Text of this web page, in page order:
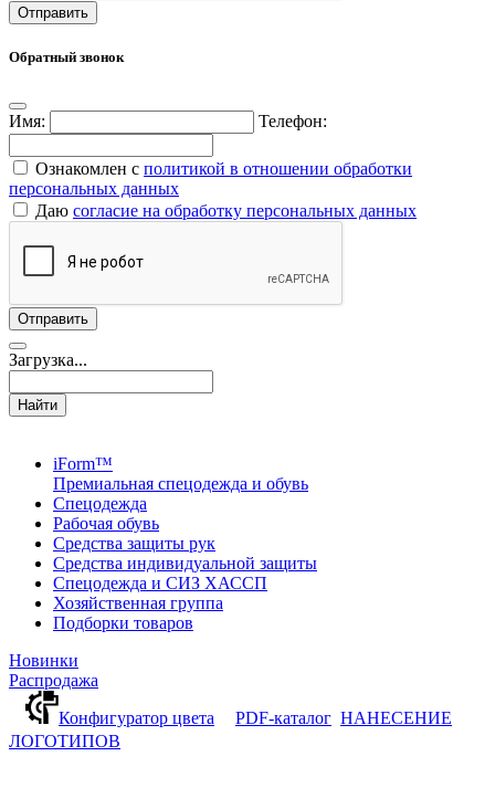
Обратный звонок
Имя: Телефон:
Ознакомлен с политикой в отношении обработки
персональных данных
Даю согласие на обработку персональных данных
Загрузка...
Найти
iForm™
Премиальная спецодежда и обувь
Спецодежда
Рабочая обувь
Средства защиты рук
Средства индивидуальной защиты
Спецодежда и СИЗ ХАССП
Хозяйственная группа
Подборки товаров
Новинки
Распродажа
Конфигуратор цвета
PDF-каталог НАНЕСЕНИЕ
ЛОГОТИПОВ